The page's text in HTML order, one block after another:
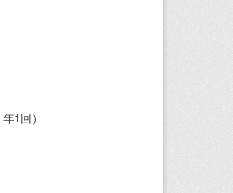
1回）